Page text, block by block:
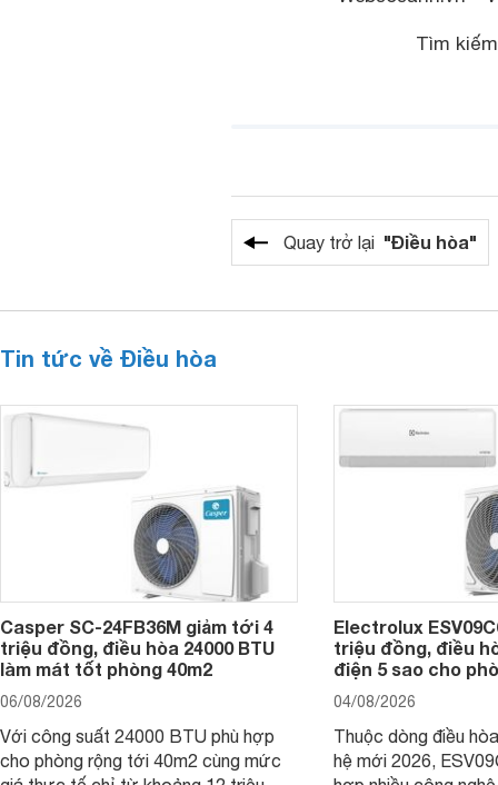
Tìm
Quay trở lại "Điều hòa"
Tin tức về Điều hòa
Casper SC-24FB36M giảm tới 4
triệu đồng, điều hòa 24000 BTU
làm mát tốt phòng 40m2
06/08/2026
Với công suất 24000 BTU phù hợp
cho phòng rộng tới 40m2 cùng mức
Electrolux
triệu đồng, điều
điện 5 sao cho
04/08/2026
Thuộc dòng điều
hệ mới 2026,